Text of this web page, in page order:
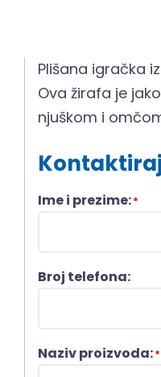
Plišana igračka
Ova žirafa je
njuškom i
Ime i prezime:*
Broj telefona:
Naziv proizvoda:*